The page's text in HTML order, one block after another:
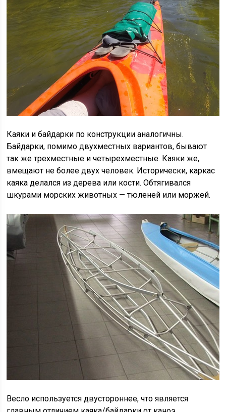
Каяки и байдарки по конструкции аналогичны.
Байдарки, помимо двухместных вариантов, бывают
так же трехместные и четырехместные. Каяки же,
вмещают не более двух человек. Исторически, каркас
каяка делался из дерева или кости. Обтягивался
шкурами морских животных — тюленей или моржей.
Весло используется двустороннее, что является